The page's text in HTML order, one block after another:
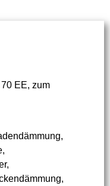
EE, zum